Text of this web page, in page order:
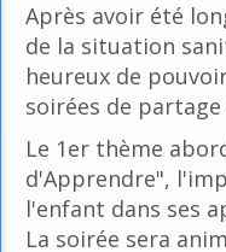
Après avoir été
de la situation
heureux de
soirées de
Le 1er thème
d'Apprendre",
l'enfant dans ses
La soirée sera